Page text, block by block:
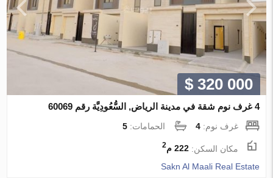
$ 320 000
4 غرف نوم شقة في مدينة الرياض, السُّعُودِيَّة رقم 60069
غرف نوم:4 الحمامات:5
مكان السكن:222 م 2
Sakn Al Maali Real Estate